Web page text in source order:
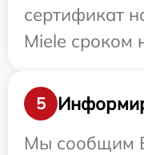
сертификат
Miele сроком
5
Мы сообщим